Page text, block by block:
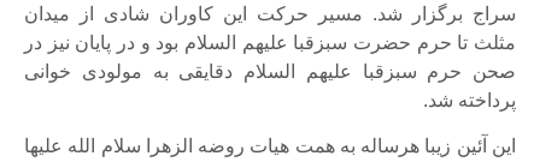
سراج برگزار شد. مسیر حرکت این کاوران شادی از میدان
مثلث تا حرم حضرت سبزقبا علیهم السلام بود و در پایان نیز در
صحن حرم سبزقبا علیهم السلام دقایقی به مولودی خوانی
پرداخته شد.
این آئین زیبا هرساله به همت هیات روضه الزهرا سلام الله علیها